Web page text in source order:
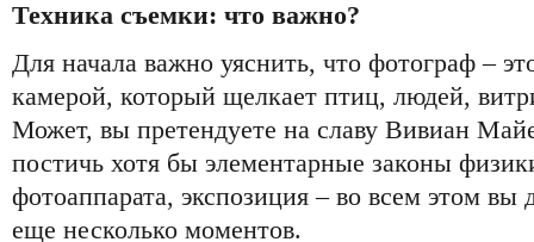
Техника съемки: что важно?
Для начала важно уяснить, что фотограф –
камерой, который щелкает птиц, людей,
Может, вы претендуете на славу Вивиан
постичь хотя бы элементарные законы
фотоаппарата, экспозиция – во всем этом
еще несколько моментов.